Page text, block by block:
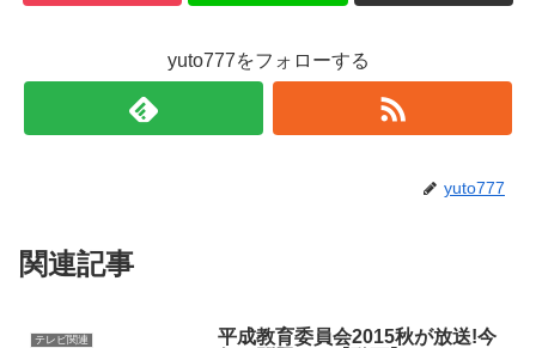
yuto777をフォローする
yuto777
関連記事
テレビ関連
平成教育委員会2015秋が放送!今